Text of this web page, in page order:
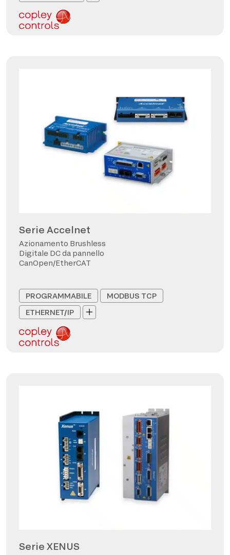
Serie Accelnet
Azionamento Brushless
Digitale DC da pannello
CanOpen/EtherCAT
PROGRAMMABILE
MODBUS TCP
ETHERNET/IP
Serie XENUS